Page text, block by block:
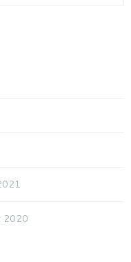
2020